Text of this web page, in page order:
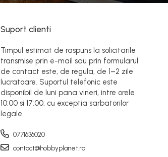
Suport clienti
Timpul estimat de raspuns la solicitarile
transmise prin e-mail sau prin formularul
de contact este, de regula, de 1–2 zile
lucratoare. Suportul telefonic este
disponibil de luni pana vineri, intre orele
10:00 si 17:00, cu exceptia sarbatorilor
legale.
0771636020
contact@hobbyplanet.ro